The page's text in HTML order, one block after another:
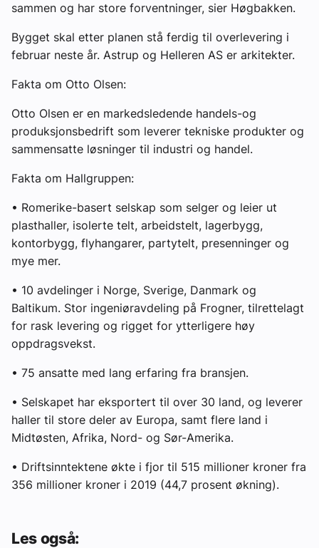
sammen og har store forventninger, sier Høgbakken.
Bygget skal etter planen stå ferdig til overlevering i
februar neste år. Astrup og Helleren AS er arkitekter.
Fakta om Otto Olsen:
Otto Olsen er en markedsledende handels-og
produksjonsbedrift som leverer tekniske produkter og
sammensatte løsninger til industri og handel.
Fakta om Hallgruppen:
• Romerike-basert selskap som selger og leier ut
plasthaller, isolerte telt, arbeidstelt, lagerbygg,
kontorbygg, flyhangarer, partytelt, presenninger og
mye mer.
• 10 avdelinger i Norge, Sverige, Danmark og
Baltikum. Stor ingeniøravdeling på Frogner, tilrettelagt
for rask levering og rigget for ytterligere høy
oppdragsvekst.
• 75 ansatte med lang erfaring fra bransjen.
• Selskapet har eksportert til over 30 land, og leverer
haller til store deler av Europa, samt flere land i
Midtøsten, Afrika, Nord- og Sør-Amerika.
• Driftsinntektene økte i fjor til 515 millioner kroner fra
356 millioner kroner i 2019 (44,7 prosent økning).
Les også: